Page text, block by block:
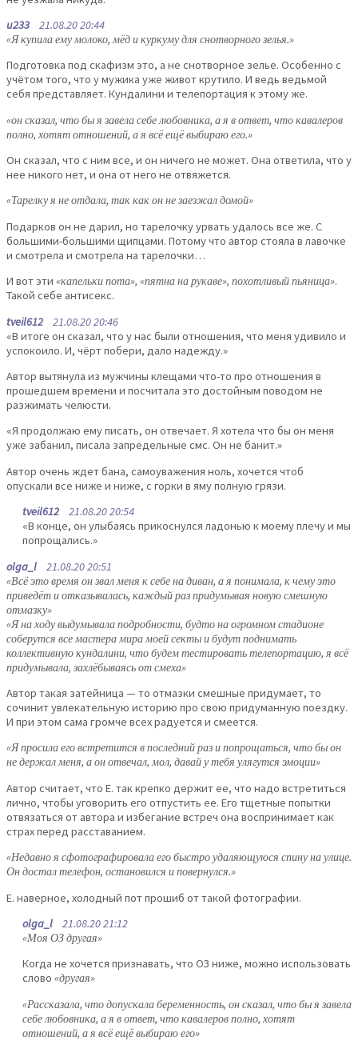
u233 21.08.20 20:44
«Я купила ему молоко, мёд и куркуму для снотворного зелья.»
Подготовка под скафизм это, а не снотворное зелье. Особенно с
учётом того, что у мужика уже живот крутило. И ведь ведьмой
себя представляет. Кундалини и телепортация к этому же.
«он сказал, что бы я завела себе любовника, а я в ответ, что кавалеров
полно, хотят отношений, а я всё ещё выбираю его.»
Он сказал, что с ним все, и он ничего не может. Она ответила, что у
нее никого нет, и она от него не отвяжется.
«Тарелку я не отдала, так как он не заезжал домой»
Подарков он не дарил, но тарелочку урвать удалось все же. С
большими-большими щипцами. Потому что автор стояла в лавочке
и смотрела и смотрела на тарелочки…
И вот эти «капельки пота», «пятна на рукаве», похотливый пьяница».
Такой себе антисекс.
tveil612 21.08.20 20:46
«В итоге он сказал, что у нас были отношения, что меня удивило и
успокоило. И, чёрт побери, дало надежду.»
Автор вытянула из мужчины клещами что-то про отношения в
прошедшем времени и посчитала это достойным поводом не
разжимать челюсти.
«Я продолжаю ему писать, он отвечает. Я хотела что бы он меня
уже забанил, писала запредельные смс. Он не банит.»
Автор очень ждет бана, самоуважения ноль, хочется чтоб
опускали все ниже и ниже, с горки в яму полную грязи.
tveil612 21.08.20 20:54
«В конце, он улыбаясь прикоснулся ладонью к моему плечу и мы
попрощались.»
olga_l 21.08.20 20:51
«Всё это время он звал меня к себе на диван, а я понимала, к чему это
приведёт и отказывалась, каждый раз придумывая новую смешную
отмазку»
«Я на ходу выдумывала подробности, будто на огромном стадионе
соберутся все мастера мира моей секты и будут поднимать
коллективную кундалини, что будем тестировать телепортацию, я всё
придумывала, захлёбываясь от смеха»
Автор такая затейница — то отмазки смешные придумает, то
сочинит увлекательную историю про свою придуманную поездку.
И при этом сама громче всех радуется и смеется.
«Я просила его встретится в последний раз и попрощаться, что бы он
не держал меня, а он отвечал, мол, давай у тебя улягутся эмоции»
Автор считает, что Е. так крепко держит ее, что надо встретиться
лично, чтобы уговорить его отпустить ее. Его тщетные попытки
отвязаться от автора и избегание встреч она воспринимает как
страх перед расставанием.
«Недавно я сфотографировала его быстро удаляющуюся спину на улице.
Он достал телефон, остановился и повернулся.»
Е. наверное, холодный пот прошиб от такой фотографии.
olga_l 21.08.20 21:12
«Моя ОЗ другая»
Когда не хочется признавать, что ОЗ ниже, можно использовать
слово «другая»
«Рассказала, что допускала беременность, он сказал, что бы я завела
себе любовника, а я в ответ, что кавалеров полно, хотят
отношений, а я всё ещё выбираю его»